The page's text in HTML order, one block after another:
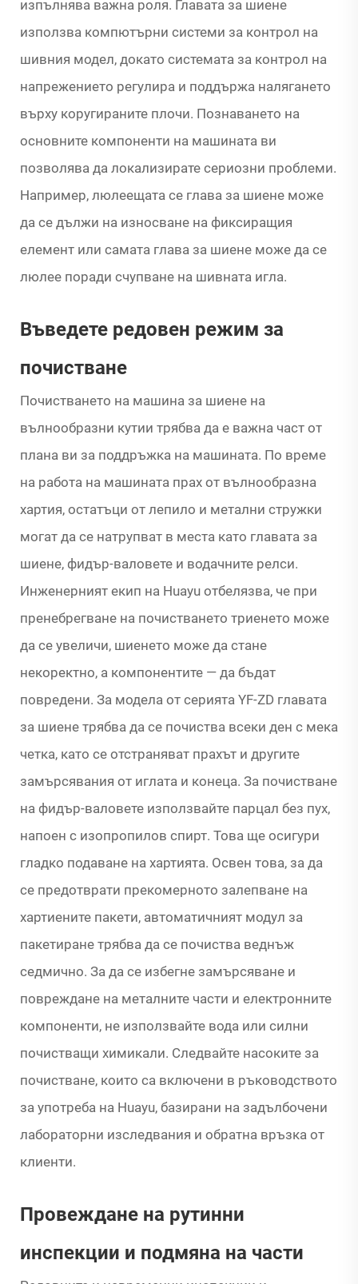
изпълнява важна роля. Главата за шиене
използва компютърни системи за контрол на
шивния модел, докато системата за контрол на
напрежението регулира и поддържа налягането
върху коругираните плочи. Познаването на
основните компоненти на машината ви
позволява да локализирате сериозни проблеми.
Например, люлеещата се глава за шиене може
да се дължи на износване на фиксиращия
елемент или самата глава за шиене може да се
люлее поради счупване на шивната игла.
Въведете редовен режим за
почистване
Почистването на машина за шиене на
вълнообразни кутии трябва да е важна част от
плана ви за поддръжка на машината. По време
на работа на машината прах от вълнообразна
хартия, остатъци от лепило и метални стружки
могат да се натрупват в места като главата за
шиене, фидър-валовете и водачните релси.
Инженерният екип на Huayu отбелязва, че при
пренебрегване на почистването триенето може
да се увеличи, шиенето може да стане
некоректно, а компонентите — да бъдат
повредени. За модела от серията YF-ZD главата
за шиене трябва да се почиства всеки ден с мека
четка, като се отстраняват прахът и другите
замърсявания от иглата и конеца. За почистване
на фидър-валовете използвайте парцал без пух,
напоен с изопропилов спирт. Това ще осигури
гладко подаване на хартията. Освен това, за да
се предотврати прекомерното залепване на
хартиените пакети, автоматичният модул за
пакетиране трябва да се почиства веднъж
седмично. За да се избегне замърсяване и
повреждане на металните части и електронните
компоненти, не използвайте вода или силни
почистващи химикали. Следвайте насоките за
почистване, които са включени в ръководството
за употреба на Huayu, базирани на задълбочени
лабораторни изследвания и обратна връзка от
клиенти.
Провеждане на рутинни
инспекции и подмяна на части